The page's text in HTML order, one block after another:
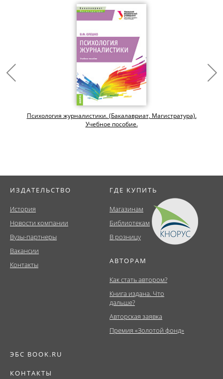
Психология журналистики. (Бакалавриат, Магистратура).
Учебное пособие.
ИЗДАТЕЛЬСТВО
История
Новости компании
Вузы-партнеры
Вакансии
Контакты
ГДЕ КУПИТЬ
Магазинам
Библиотекам
В розницу
АВТОРАМ
Как стать автором?
Книга издана. Что
дальше?
Авторская заявка
Премия «Золотой фонд»
ЭБС BOOK.RU
КОНТАКТЫ